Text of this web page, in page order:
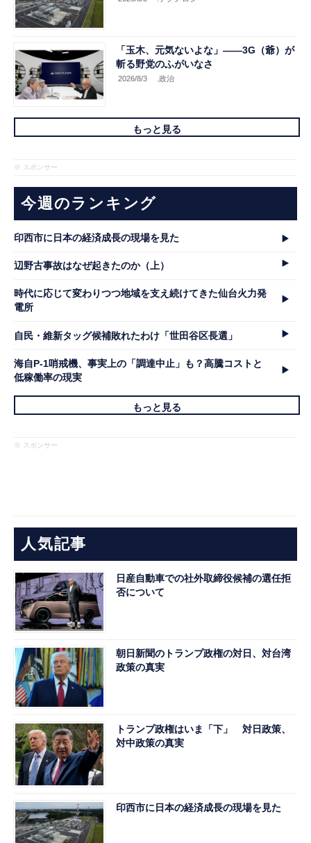
「玉木、元気ないよな」――3G（爺）が
斬る野党のふがいなさ
2026/8/3 .政治
もっと見る
※ スポンサー
今週のランキング
印西市に日本の経済成長の現場を見た
辺野古事故はなぜ起きたのか（上）
時代に応じて変わりつつ地域を支え続けてきた仙台火力発
電所
自民・維新タッグ候補敗れたわけ「世田谷区長選」
海自P-1哨戒機、事実上の「調達中止」も？高騰コストと
低稼働率の現実
もっと見る
※ スポンサー
人気記事
日産自動車での社外取締役候補の選任拒
否について
朝日新聞のトランプ政権の対日、対台湾
政策の真実
トランプ政権はいま「下」 対日政策、
対中政策の真実
印西市に日本の経済成長の現場を見た